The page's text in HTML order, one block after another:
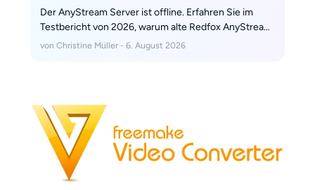
Der AnyStream Server ist offline. Erfahren Sie im
Testbericht von 2026, warum alte Redfox AnyStream
Versionen an Widevine CDM-Updates scheitern,
von Christine Müller - 6. August 2026